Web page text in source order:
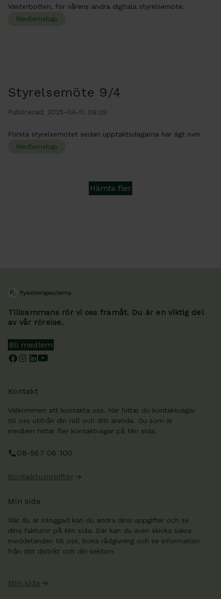
Västerbotten, för vårens andra digitala styrelsemöte.
Medlemskap
Styrelsemöte 9/4
Publicerad: 2025-04-11, 09:29
Första styrelsemötet sedan upptaktsdagarna har ägt rum.
Medlemskap
Hämta fler
Tillsammans rör vi oss framåt. Du är en viktig del
av vår rörelse.
Bli medlem
Kontakt
Välkommen att kontakta oss. Här hittar du kontaktvägar
till oss utifrån din roll och ditt ärende. Du som är
medlem hittar fler kontaktvägar på Min sida.
08-567 06 100
Kontaktuppgifter
Min sida
När du är inloggad kan du ändra dina uppgifter och se
dina fakturor på Min sida. Där kan du även skicka säkra
meddelanden till oss, boka rådgivning och se information
från ditt distrikt och din sektion.
Min sida